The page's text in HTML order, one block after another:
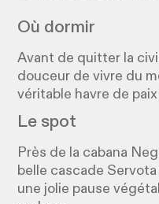
Où dormir
Avant de quitter la
douceur de vivre du
véritable havre de paix
Le spot
Près de la cabana
belle cascade
une jolie pause